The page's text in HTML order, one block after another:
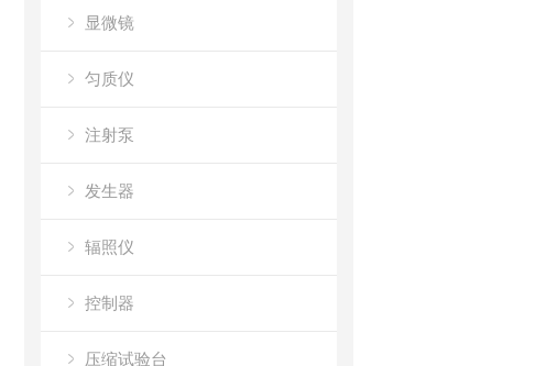
显微镜
匀质仪
注射泵
发生器
辐照仪
控制器
压缩试验台